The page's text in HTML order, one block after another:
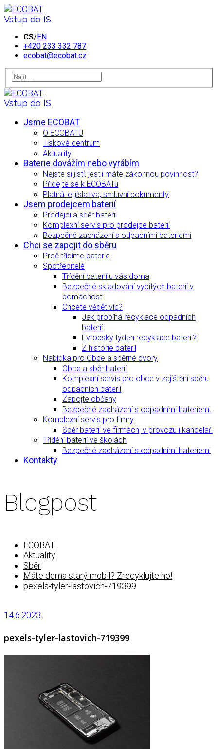
Vstup do IS
CS/EN
+420 233 332 787
ecobat@ecobat.cz
Vstup do IS
Jsme ECOBAT
O ECOBATU
Tiskové centrum
Aktuality
Baterie dovážím nebo vyrábím
Nejste si jistí, jestli máte zákonnou povinnost?
Přidejte se k ECOBATu
Platná legislativa, smluvní dokumenty
Jsem prodejcem baterií
Prodejci a sběr baterií
Komplexní servis pro prodejce baterií
Bezpečné zacházení s odpadními bateriemi
Chci se zapojit do sběru
Proč třídíme baterie
Spotřebitelé
Třídění baterií u vás doma
Bezpečné skladování vybitých baterií v
domácnosti
Chcete vědět víc?
Jak probíhá recyklace odpadních
baterií
Evropský týden recyklace baterií?
Z historie baterií
Nabídka pro Obce a sběrné dvory
Obce a sběr baterií
Komplexní servis pro obce v zajištění sběru
odpadních baterií
Zapojte občany
Bezpečné zacházení s odpadními bateriemi
Komplexní servis pro firmy
Sběr baterií ve firmách, v provozu i kanceláři
Třídění baterií ve školách
Bezpečné zacházení s odpadními bateriemi
Kontakty
Blogpost
ECOBAT
Aktuality
Sběr
Máte doma starý mobil? Zrecyklujte ho!
pexels-tyler-lastovich-719399
14.6.2023
pexels-tyler-lastovich-719399